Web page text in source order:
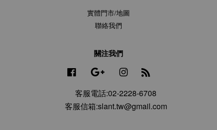
實體門市/地圖
聯絡我們
關注我們
Facebook Google Instagram
客服電話:02-2228-6708
客服信箱:slant.tw@gmail.com